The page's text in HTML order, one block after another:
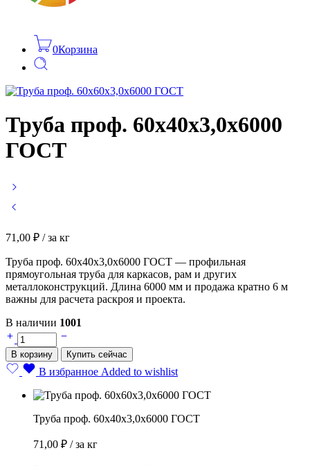
0Корзина
Труба проф. 60х40х3,0х6000
ГОСТ
71,00 ₽ / за кг
Труба проф. 60х40х3,0х6000 ГОСТ — профильная
прямоугольная труба для каркасов, рам и других
металлоконструкций. Длина 6000 мм и продажа кратно 6 м
важны для расчета раскроя и проекта.
В наличии 1001
Труба
проф.
60х40х3,0х6000
ГОСТ
В корзину Купить сейчас
В избранное Added to wishlist
Труба проф. 60х40х3,0х6000 ГОСТ
71,00 ₽ / за кг